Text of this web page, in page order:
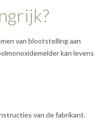
van blootstelling aan
kan levens
van de fabrikant.